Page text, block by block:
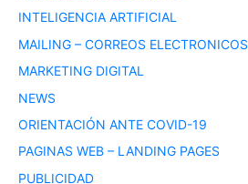
INTELIGENCIA ARTIFICIAL
MAILING – CORREOS ELECTRONICOS
MARKETING DIGITAL
NEWS
ORIENTACIÓN ANTE COVID-19
PAGINAS WEB – LANDING PAGES
PUBLICIDAD